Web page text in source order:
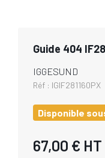
Guide 404
IGGESUND
Réf : IGIF281160PX
Disponible
67,00 € HT